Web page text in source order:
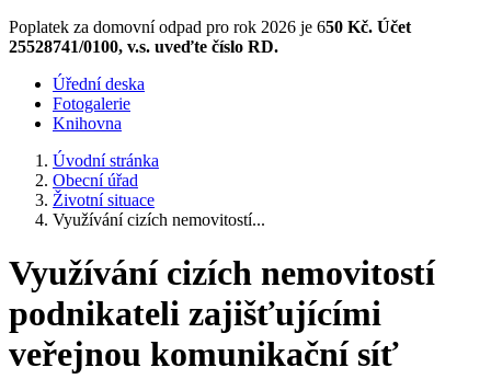
Poplatek za domovní odpad pro rok 2026 je 650 Kč. Účet
25528741/0100, v.s. uveďte číslo RD.
Úřední deska
Fotogalerie
Knihovna
Úvodní stránka
Obecní úřad
Životní situace
Využívání cizích nemovitostí...
Využívání cizích nemovitostí
podnikateli zajišťujícími
veřejnou komunikační síť